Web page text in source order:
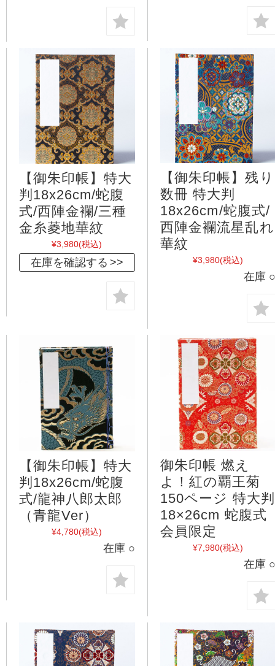
【御朱印帳】特大
判18x26cm/蛇腹
式/西陣金襴/三種
金糸菱地華紋
¥3,980(税込)
在庫を確認する
【御朱印帳】残り
数冊 特大判
18x26cm/蛇腹式/
西陣金襴流星乱れ
華紋
¥3,980(税込)
在庫
【御朱印帳】特大
判18x26cm/蛇腹
式/龍神八郎太郎
（青龍Ver）
¥4,780(税込)
在庫 ○
御朱印帳 燃え
よ！紅の覇王菊
150ページ 特大判
18×26cm 蛇腹式
会員限定
¥7,980(税込)
在庫